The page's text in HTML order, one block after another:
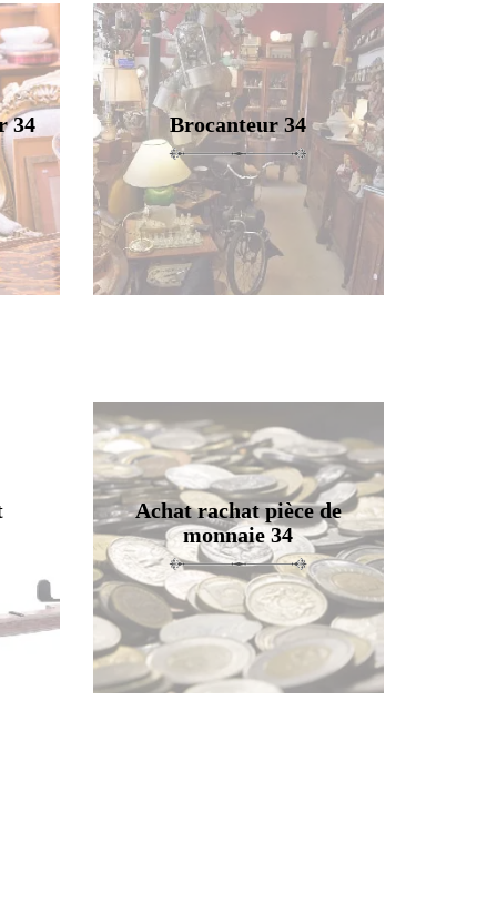
34 Brocanteur 34
Achat rachat pièce de
monnaie 34